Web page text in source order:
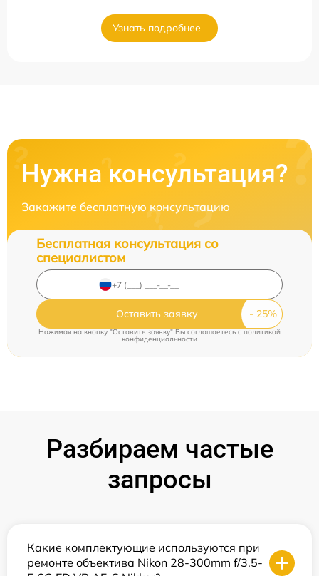
Узнать подробнее
Нужна консультация?
Закажите бесплатную консультацию
Бесплатная консультация со
специалистом
Оставить заявку
Нажимая на кнопку "Оставить заявку" Вы соглашаетесь cполитикой
конфиденциальности
Разбираем частые
запросы
Какие комплектующие используются при
ремонте объектива Nikon 28-300mm f/3.5-